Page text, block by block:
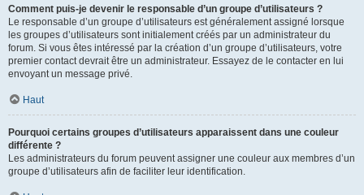
Comment puis-je devenir le responsable d’un groupe d’utilisateurs ?
Le responsable d’un groupe d’utilisateurs est généralement assigné lorsque
les groupes d’utilisateurs sont initialement créés par un administrateur du
forum. Si vous êtes intéressé par la création d’un groupe d’utilisateurs, votre
premier contact devrait être un administrateur. Essayez de le contacter en lui
envoyant un message privé.
Haut
Pourquoi certains groupes d’utilisateurs apparaissent dans une couleur
différente ?
Les administrateurs du forum peuvent assigner une couleur aux membres d’un
groupe d’utilisateurs afin de faciliter leur identification.